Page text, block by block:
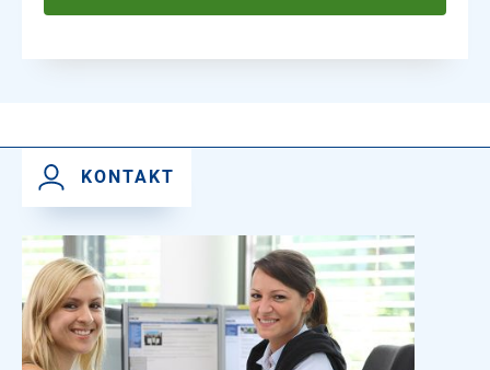
3.200 kWh
4.300 kWh
KONTAKT